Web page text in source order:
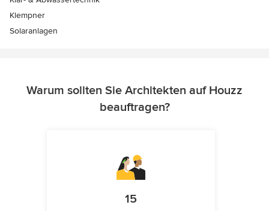
Klempner
Solaranlagen
Warum sollten Sie Architekten auf Houzz
beauftragen?
15